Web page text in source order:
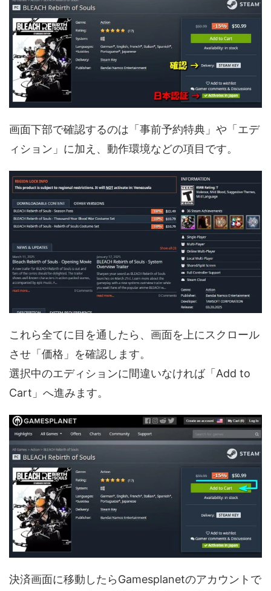
画面下部で確認するのは「事前予約特典」や「エデ
ィション」に加え、動作環境などの項目です。
これら全てに目を通したら、画面を上にスクロール
させ「価格」を確認します。
選択中のエディションに間違いなければ「Add to
Cart」へ進みます。
決済画面に移動したらGamesplanetのアカウントで